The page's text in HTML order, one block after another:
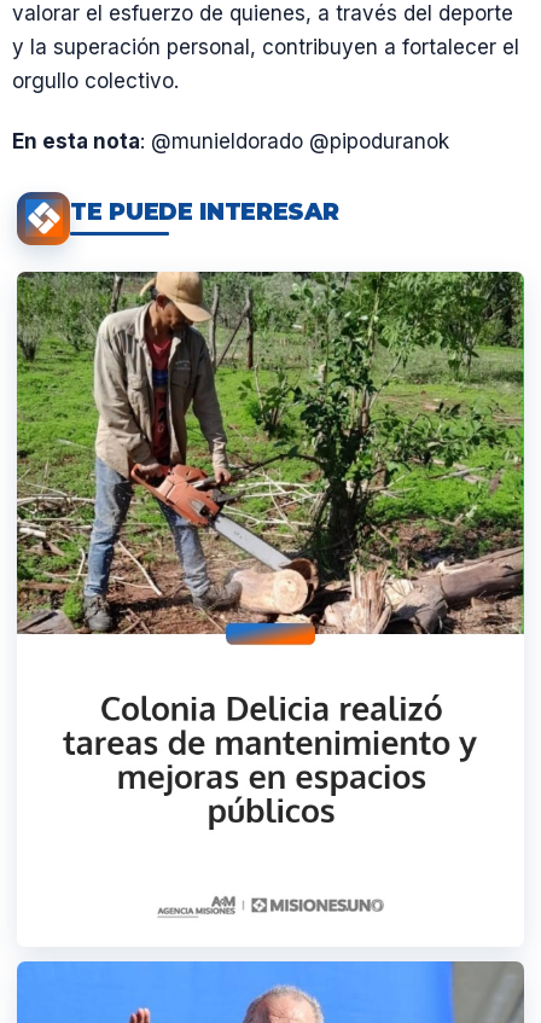
valorar el esfuerzo de quienes, a través del deporte
y la superación personal, contribuyen a fortalecer el
orgullo colectivo.
En esta nota: @munieldorado @pipoduranok
TE PUEDE INTERESAR